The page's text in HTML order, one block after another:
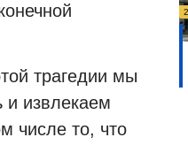
трагедии мы
извлекаем
числе то, что